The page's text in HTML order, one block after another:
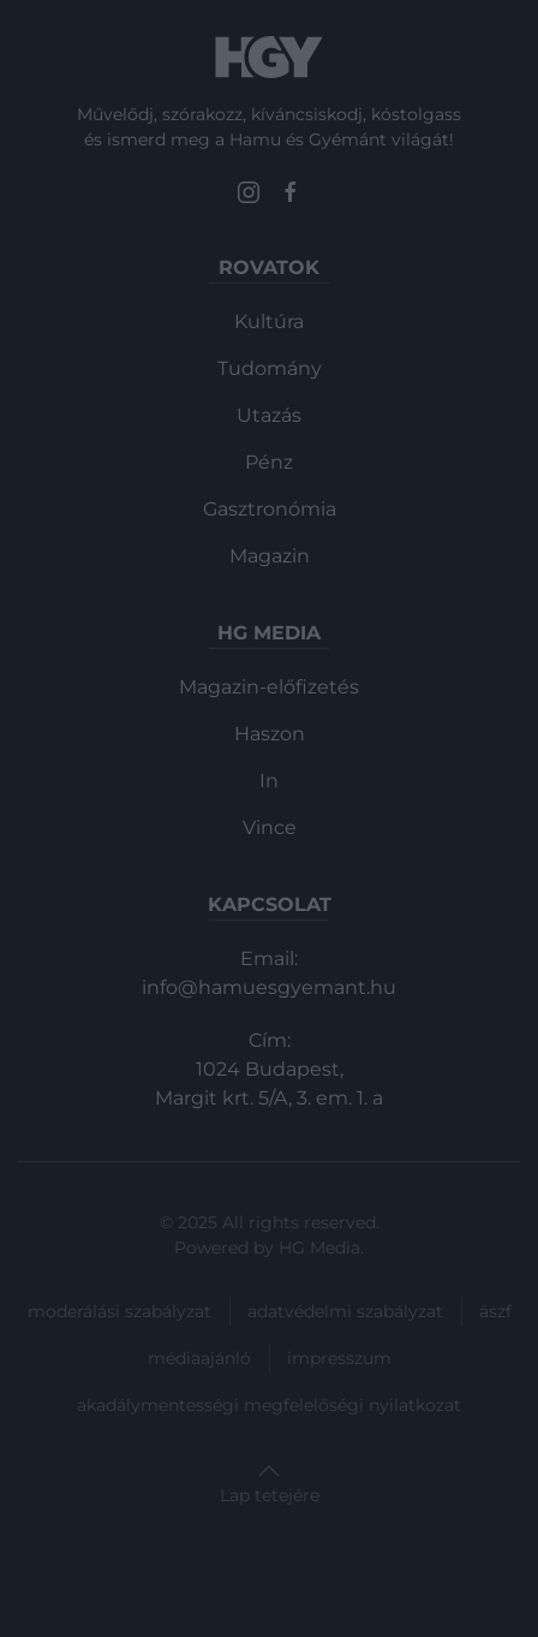
Művelődj, szórakozz, kíváncsiskodj, kóstolgass
és ismerd meg a Hamu és Gyémánt világát!
ROVATOK
Kultúra
Tudomány
Utazás
Pénz
Gasztronómia
Magazin
HG MEDIA
Magazin-előfizetés
Haszon
In
Vince
KAPCSOLAT
Email:
info@hamuesgyemant.hu
Cím:
1024 Budapest,
Margit krt. 5/A, 3. em. 1. a
© 2025 All rights reserved.
Powered by HG Media.
moderálási szabályzat adatvédelmi szabályzat ászf
médiaajánló impresszum
akadálymentességi megfelelőségi nyilatkozat
Lap tetejére